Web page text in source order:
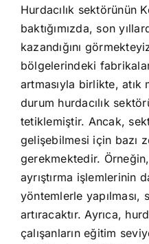
Hurdacılık sektörünün
baktığımızda, son
kazandığını
bölgelerindeki
artmasıyla birlikte, atık
durum hurdacılık
tetiklemiştir. Ancak,
gelişebilmesi için bazı
gerekmektedir.
ayrıştırma işlemlerinin
yöntemlerle
artıracaktır. Ayrıca,
çalışanların eğitim